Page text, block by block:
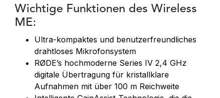
Wichtige Funktionen des Wireless
ME:
Ultra-kompaktes und benutzerfreundliches
drahtloses Mikrofonsystem
RØDE’s hochmoderne Series IV 2,4 GHz
digitale Übertragung für kristallklare
Aufnahmen mit über 100 m Reichweite